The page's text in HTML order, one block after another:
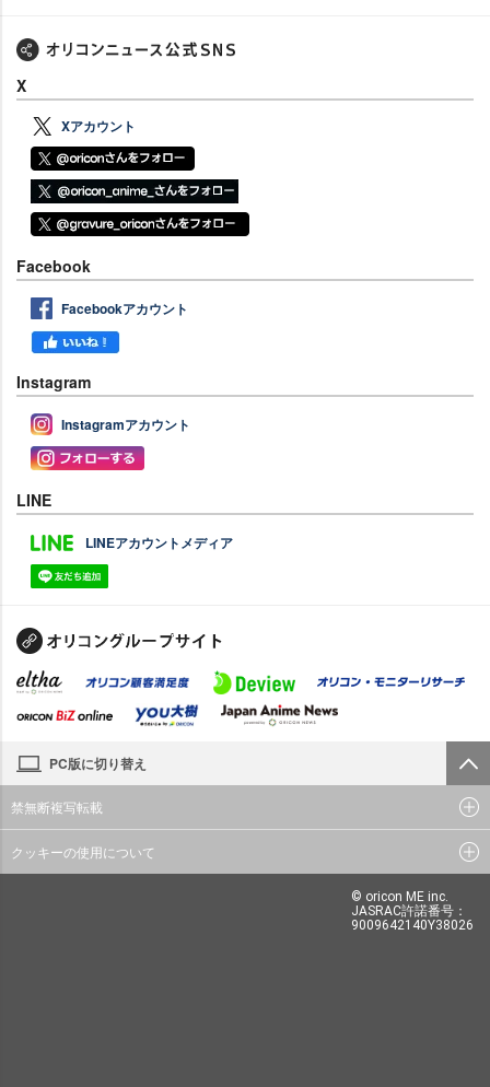
X
Xアカウント
Facebook
Facebookアカウント
Instagram
Instagramアカウント
LINE
LINEアカウントメディア
PC版に切り替え
禁無断複写転載
クッキーの使用について
© oricon ME inc.
JASRAC許諾番号：
9009642140Y38026